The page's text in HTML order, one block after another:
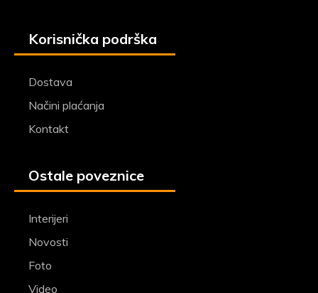
Korisnička podrška
Dostava
Načini plaćanja
Kontakt
Ostale poveznice
Interijeri
Novosti
Foto
Video